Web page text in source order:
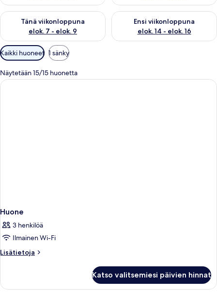
Tänä viikonloppuna
elok. 7 - elok. 9
Tarkista tämän viikonlopun saatavuus elok. 7 - elok. 9
Ensi viikonloppuna
elok. 14 - elok. 16
Tarkista ensi viikonlopun
Huoneille
saatavilla
olevia
suodattimia
Kaikki huoneet 1 sänky
Näytetään 15/15 huonetta
Huone
3 henkilöä
Ilmainen Wi-Fi
Lisätietoja
Lisätietoja
Katso valitsemiesi päivien hinnat